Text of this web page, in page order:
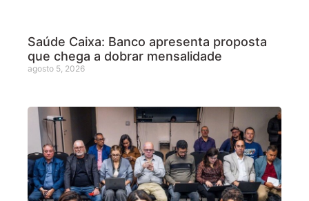
Saúde Caixa: Banco apresenta proposta
que chega a dobrar mensalidade
agosto 5, 2026